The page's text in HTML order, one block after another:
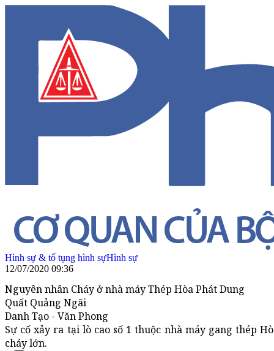
Hình sự & tố tụng hình sựHình sự
12/07/2020 09:36
Nguyên nhân Cháy ở nhà máy Thép Hòa Phát Dung
Quất Quảng Ngãi
Danh Tạo - Văn Phong
Sự cố xảy ra tại lò cao số 1 thuộc nhà máy gang thép
cháy lớn.